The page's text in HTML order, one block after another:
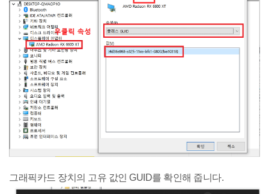
그래픽카드 장치의 고유 값인 GUID를 확인해 줍니다.